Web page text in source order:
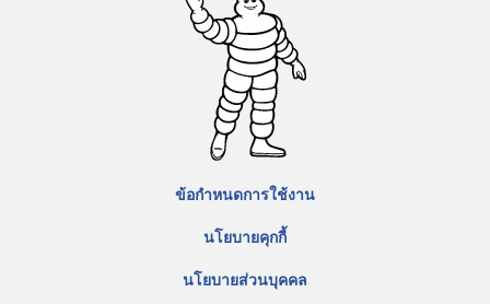
ข้อกำหนดการใช้งาน
นโยบายคุกกี้
นโยบายส่วนบุคคล